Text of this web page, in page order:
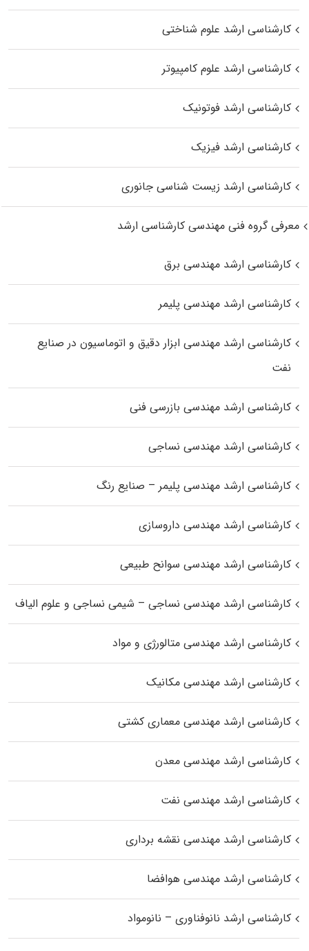
کارشناسی ارشد علوم شناختی
کارشناسی ارشد علوم کامپیوتر
کارشناسی ارشد فوتونیک
کارشناسی ارشد فیزیک
کارشناسی ارشد زیست‌ شناسی جانوری
معرفی گروه فنی مهندسی کارشناسی ارشد
کارشناسی ارشد مهندسی برق
کارشناسی ارشد مهندسی پلیمر
کارشناسی ارشد مهندسی ابزار دقیق و اتوماسیون در صنایع
نفت
کارشناسی ارشد مهندسی بازرسی فنی
کارشناسی ارشد مهندسی نساجی
کارشناسی ارشد مهندسی پلیمر – صنایع رنگ
کارشناسی ارشد مهندسی داروسازی
کارشناسی ارشد مهندسی سوانح طبیعی
کارشناسی ارشد مهندسی نساجی – شیمی نساجی و علوم الیاف
کارشناسی ارشد مهندسی متالورژی و مواد
کارشناسی ارشد مهندسی مکانیک
کارشناسی ارشد مهندسی معماری کشتی
کارشناسی ارشد مهندسی معدن
کارشناسی ارشد مهندسی نفت
کارشناسی ارشد مهندسی نقشه برداری
کارشناسی ارشد مهندسی هوافضا
کارشناسی ارشد نانوفناوری – نانومواد